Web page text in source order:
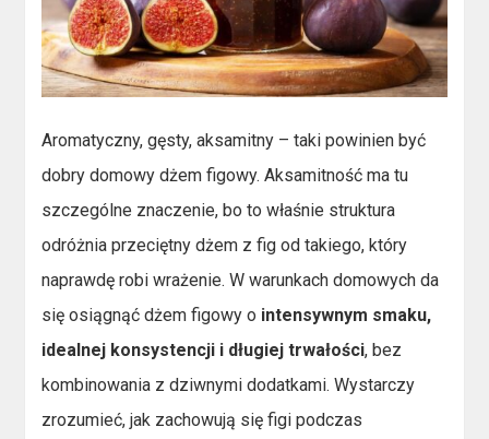
Aromatyczny, gęsty, aksamitny – taki powinien być
dobry domowy dżem figowy. Aksamitność ma tu
szczególne znaczenie, bo to właśnie struktura
odróżnia przeciętny dżem z fig od takiego, który
naprawdę robi wrażenie. W warunkach domowych da
się osiągnąć dżem figowy o intensywnym smaku,
idealnej konsystencji i długiej trwałości, bez
kombinowania z dziwnymi dodatkami. Wystarczy
zrozumieć, jak zachowują się figi podczas